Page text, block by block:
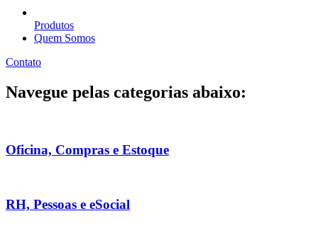
Produtos
Quem Somos
Contato
Navegue pelas categorias abaixo:
Oficina, Compras e Estoque
RH, Pessoas e eSocial